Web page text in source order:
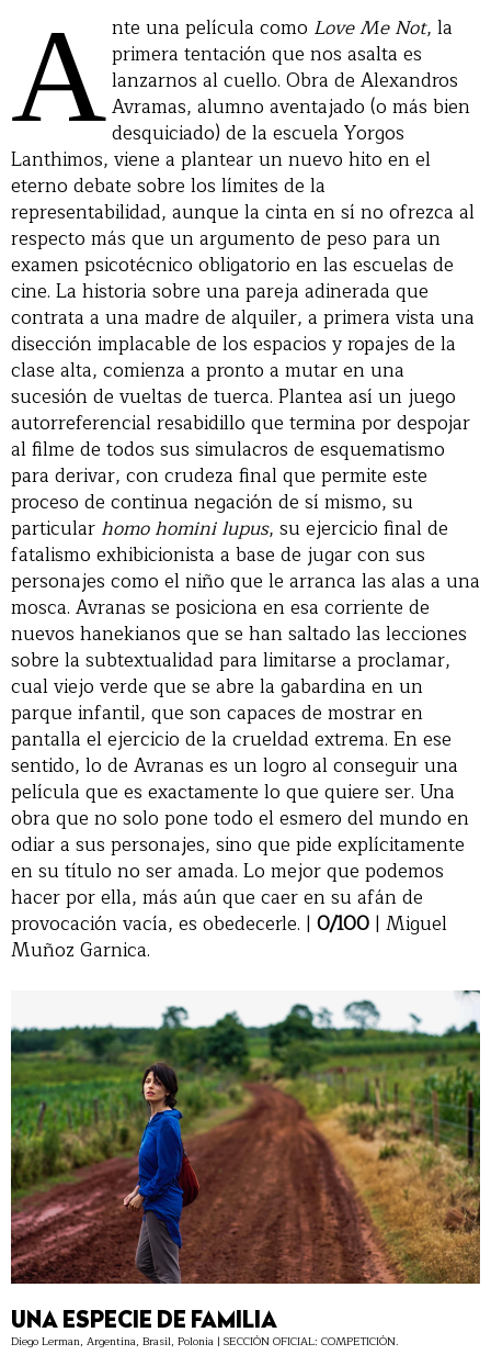
Ante una película como Love Me Not, la
primera tentación que nos asalta es
lanzarnos al cuello. Obra de Alexandros
Avramas, alumno aventajado (o más bien
desquiciado) de la escuela Yorgos
Lanthimos, viene a plantear un nuevo hito en el
eterno debate sobre los límites de la
representabilidad, aunque la cinta en sí no ofrezca al
respecto más que un argumento de peso para un
examen psicotécnico obligatorio en las escuelas de
cine. La historia sobre una pareja adinerada que
contrata a una madre de alquiler, a primera vista una
disección implacable de los espacios y ropajes de la
clase alta, comienza a pronto a mutar en una
sucesión de vueltas de tuerca. Plantea así un juego
autorreferencial resabidillo que termina por despojar
al filme de todos sus simulacros de esquematismo
para derivar, con crudeza final que permite este
proceso de continua negación de sí mismo, su
particular homo homini lupus, su ejercicio final de
fatalismo exhibicionista a base de jugar con sus
personajes como el niño que le arranca las alas a una
mosca. Avranas se posiciona en esa corriente de
nuevos hanekianos que se han saltado las lecciones
sobre la subtextualidad para limitarse a proclamar,
cual viejo verde que se abre la gabardina en un
parque infantil, que son capaces de mostrar en
pantalla el ejercicio de la crueldad extrema. En ese
sentido, lo de Avranas es un logro al conseguir una
película que es exactamente lo que quiere ser. Una
obra que no solo pone todo el esmero del mundo en
odiar a sus personajes, sino que pide explícitamente
en su título no ser amada. Lo mejor que podemos
hacer por ella, más aún que caer en su afán de
provocación vacía, es obedecerle. | 0/100 | Miguel
Muñoz Garnica.
UNA ESPECIE DE FAMILIA
Diego Lerman, Argentina, Brasil, Polonia | SECCIÓN OFICIAL: COMPETICIÓN.